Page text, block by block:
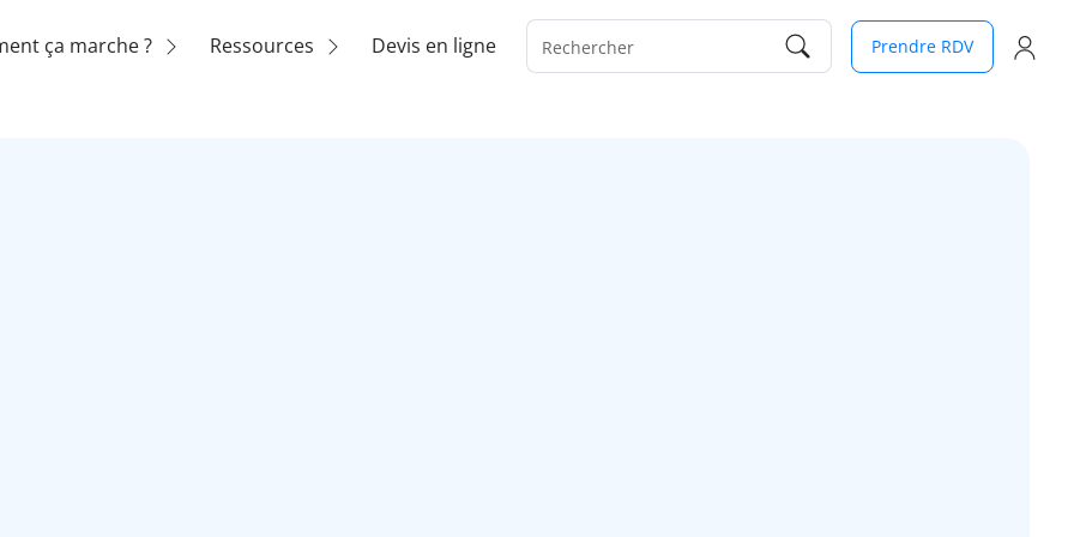
ça marche ? Ressources Devis en ligne Rechercher Prendre RDV